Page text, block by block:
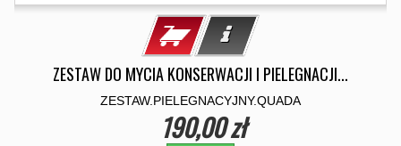
ZESTAW DO MYCIA KONSERWACJI I PIELEGNACJI...
ZESTAW.PIELEGNACYJNY.QUADA
190,00 zł